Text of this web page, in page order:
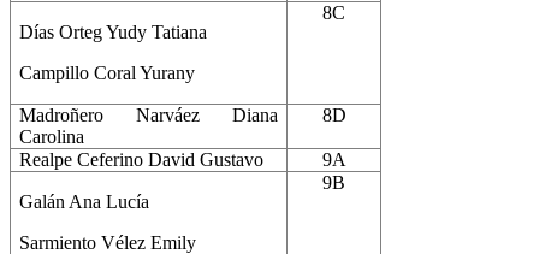
Días Orteg Yudy Tatiana
Campillo Coral Yurany
8C
Madroñero Narváez Diana
Carolina
8D
Realpe Ceferino David Gustavo 9A
Galán Ana Lucía
Sarmiento Vélez Emily
9B